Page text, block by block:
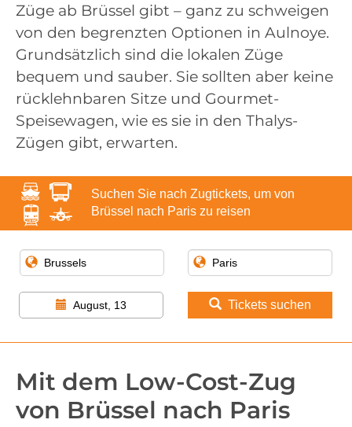
Züge ab Brüssel gibt – ganz zu schweigen
von den begrenzten Optionen in Aulnoye.
Grundsätzlich sind die lokalen Züge
bequem und sauber. Sie sollten aber keine
rücklehnbaren Sitze und Gourmet-
Speisewagen, wie es sie in den Thalys-
Zügen gibt, erwarten.
Suchen Sie nach Zugtickets, um von
Brüssel nach Paris zu reisen
August, 13 Tickets suchen
Mit dem Low-Cost-Zug
von Brüssel nach Paris